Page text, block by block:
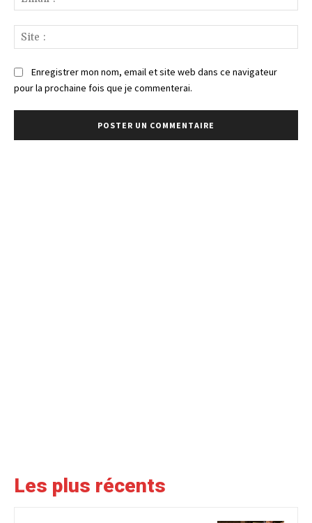
:*
:
Enregistrer mon nom, email et site web dans ce navigateur
pour la prochaine fois que je commenterai.
Les plus récents